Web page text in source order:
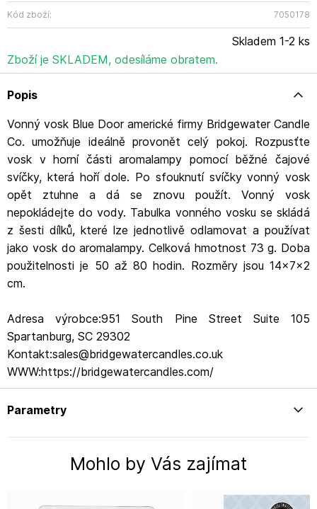
Spartanburg, SC 29302
Kontakt:sales@bridgewatercandles.co.uk
WWW:https://bridgewatercandles.com/
Kód zboží: 7050178
Skladem 1-2 ks
Zboží je SKLADEM, odesíláme obratem.
Popis
Vonný vosk Blue Door americké firmy Bridgewater Candle
Co. umožňuje ideálně provonět celý pokoj. Rozpusťte
vosk v horní části aromalampy pomocí běžné čajové
svíčky, která hoří dole. Po sfouknutí svíčky vonný vosk
opět ztuhne a dá se znovu použít. Vonný vosk
nepokládejte do vody. Tabulka vonného vosku se skládá
z šesti dílků, které lze jednotlivě odlamovat a používat
jako vosk do aromalampy. Celková hmotnost 73 g. Doba
použitelnosti je 50 až 80 hodin. Rozměry jsou 14x7x2
cm.
Adresa výrobce:951 South Pine Street Suite 105
Spartanburg, SC 29302
Kontakt:sales@bridgewatercandles.co.uk
WWW:https://bridgewatercandles.com/
Parametry
Mohlo by Vás zajímat